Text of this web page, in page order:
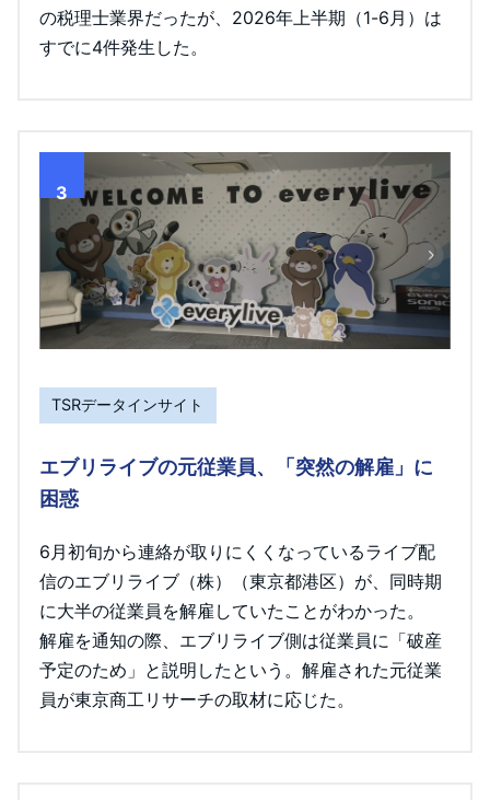
の税理士業界だったが、2026年上半期（1-6月）は
すでに4件発生した。
3
TSRデータインサイト
エブリライブの元従業員、「突然の解雇」に
困惑
6月初旬から連絡が取りにくくなっているライブ配
信のエブリライブ（株）（東京都港区）が、同時期
に大半の従業員を解雇していたことがわかった。
解雇を通知の際、エブリライブ側は従業員に「破産
予定のため」と説明したという。解雇された元従業
員が東京商工リサーチの取材に応じた。